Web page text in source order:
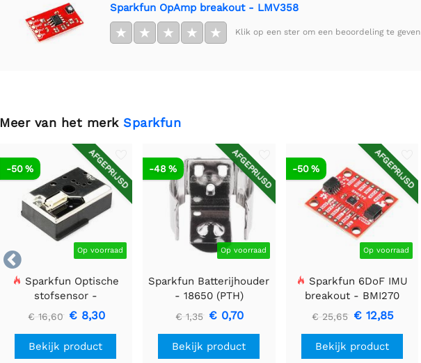
Sparkfun OpAmp breakout - LMV358
★ ★ ★ ★ ★ Klik op een ster om een beoordeling te geven
Meer van het merk Sparkfun

AFGEPRIJSD
Op voorraad
-50 %
Sparkfun Optische
stofsensor -
GP2Y1010AU0F
€ 16,60 € 8,30
Bekijk product
AFGEPRIJSD
Op voorraad
-48 %
Sparkfun Batterijhouder
- 18650 (PTH)
€ 1,35 € 0,70
Bekijk product
AFGEPRIJSD
Op voorraad
-50 %
Sparkfun 6DoF IMU
breakout - BMI270
(Qwiic)
€ 25,65 € 12,85
Bekijk product